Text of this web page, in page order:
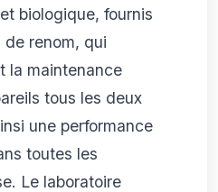
biologique, fournis
de renom, qui
la maintenance
tous les deux
une performance
toutes les
Le laboratoire